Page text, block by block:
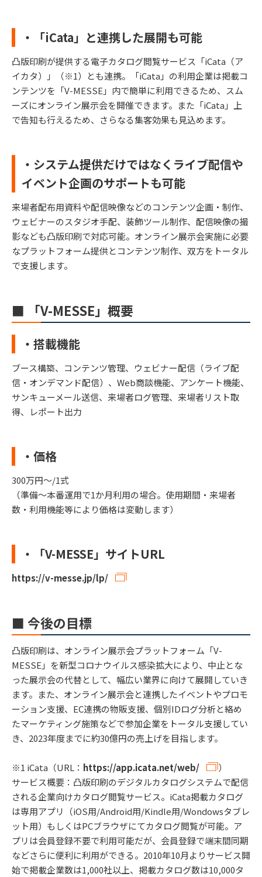
・「iCata」と連携した展開も可能
凸版印刷が提供する電子カタログ閲覧サービス「iCata（ア
イカタ）」（※1）とも連携。「iCata」の利用企業は掲載コ
ンテンツを「V-MESSE」内で簡単に利用できるため、スム
ーズにオンライン展示会を開催できます。また「iCata」上
で告知も行えるため、さらなる集客効果も見込めます。
・システム提供だけではなくライブ配信や
イベント企画のサポートも可能
来場者配布用資料や配信映像などのコンテンツ企画・制作、
ウェビナーのスタジオ手配、装飾ツール制作、配信映像の撮
影なども凸版印刷で対応可能。オンライン展示会実施に必要
なプラットフォーム提供とコンテンツ制作、双方をトータル
で支援します。
■ 「V-MESSE」概要
・搭載機能
ブース構築、コンテンツ管理、ウェビナー配信（ライブ配
信・オンデマンド配信）、Web商談機能、アンケート機能、
サンキューメール送信、来場者ログ管理、来場者リスト取
得、レポート出力
・価格
300万円～/1式
（準備～本番運用で1か月利用の場合。使用期間・来場者
数・利用機能等により価格は変動します）
・「V-MESSE」サイトURL
https://v-messe.jp/lp/
■ 今後の目標
凸版印刷は、オンライン展示会プラットフォーム「V-
MESSE」を新型コロナウイルス感染拡大により、中止とな
った展示会の代替として、幅広い業界に向けて展開していき
ます。また、オンライン展示会と連携したイベントやプロモ
ーション支援、EC連携の物販支援、個別IDログ分析と絡め
たマーケティング施策などで参加企業をトータル支援してい
き、2023年度までに約30億円の売上げを目指します。
※1 iCata（URL： https://app.icata.net/web/
）
サービス概要：凸版印刷のデジタルカタログシステムで配信
される企業向けカタログ閲覧サービス。iCata掲載カタログ
は専用アプリ（iOS用/Android用/Kindle用/Wondowsタブレ
ット用）もしくはPCブラウザにてカタログ閲覧が可能。ア
プリは会員登録不要で利用可能だが、会員登録で端末間同期
などさらに便利に利用ができる。2010年10月よりサービス開
始で掲載企業数は1,000社以上、掲載カタログ数は10,000タ